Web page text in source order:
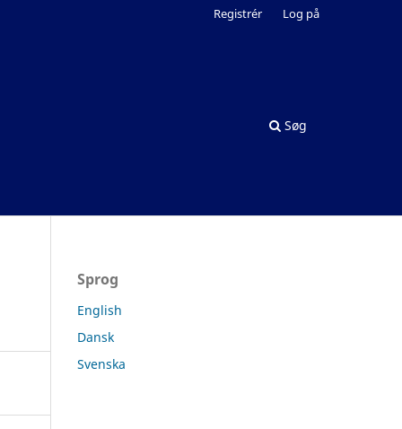
Søg
Registrér Log på
Sprog
English
Dansk
Svenska